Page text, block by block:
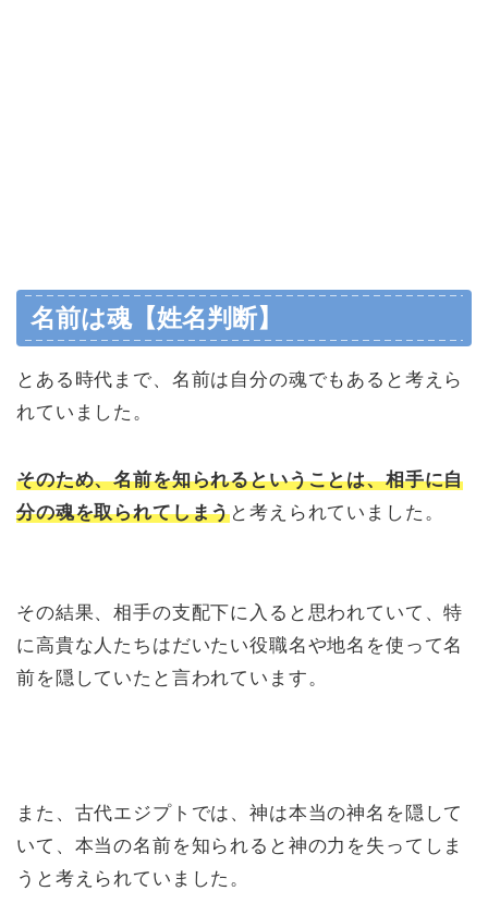
名前は魂【姓名判断】
とある時代まで、名前は自分の魂でもあると考えら
れていました。
そのため、名前を知られるということは、相手に自
分の魂を取られてしまうと考えられていました。
その結果、相手の支配下に入ると思われていて、特
に高貴な人たちはだいたい役職名や地名を使って名
前を隠していたと言われています。
また、古代エジプトでは、神は本当の神名を隠して
いて、本当の名前を知られると神の力を失ってしま
うと考えられていました。